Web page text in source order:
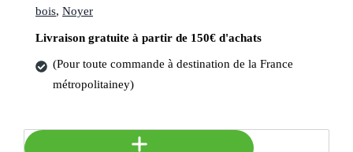
bois,Noyer
Livraison gratuite à partir de 150€ d'achats
(Pour toute commande à destination de la France
métropolitainey)